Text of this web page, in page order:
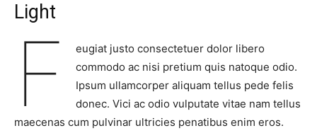
Light
F
eugiat justo consectetuer dolor libero
commodo ac nisi pretium quis natoque odio.
Ipsum ullamcorper aliquam tellus pede felis
donec. Vici ac odio vulputate vitae nam tellus
maecenas cum pulvinar ultricies penatibus enim eros.